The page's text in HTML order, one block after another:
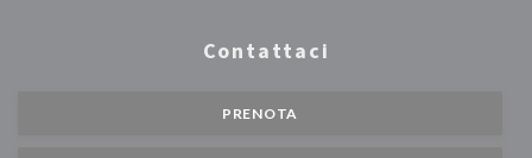
Contattaci
PRENOTA